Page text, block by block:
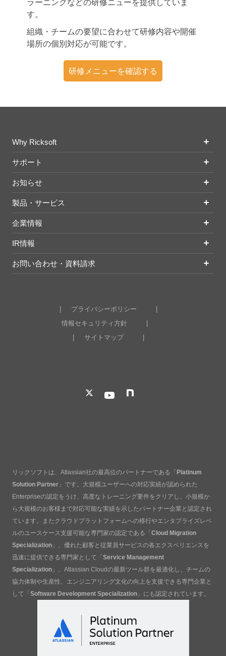
ラーニングなどの研修ニューを提供していま
す。
組織・チームの要望に合わせて研修内容や開催
場所の個別対応が可能です。
研修メニューを確認する
Why Ricksoft
サポート
お知らせ
製品・サービス
企業情報
IR情報
お問い合わせ・資料請求
プライバシーポリシー
情報セキュリティ方針
サイトマップ
リックソフトは、Atlassian社の最高位のパートナーである「Platinum
Solution Partner 」です。大規模ユーザーへの対応実績が認められた
Enterpriseの認定をうけ、高度なトレーニング要件をクリアし、小規模か
ら大規模のお客様まで対応可能な実績を示したパートナー企業と認定され
ています。またクラウドプラットフォームへの移行やエンタプライズレベ
ルのユースケース支援可能な専門家の認定である「Cloud Migration
Specialization 」、優れた顧客と従業員サービスの各エクスペリエンスを
迅速に提供できる専門家として「Service Management
Specialization 」、Atlassian Cloudの最新ツール群を最適化し、チームの
協力体制や生産性、エンジニアリング文化の向上を支援できる専門企業と
して「Software Development Specialization 」にも認定されています。